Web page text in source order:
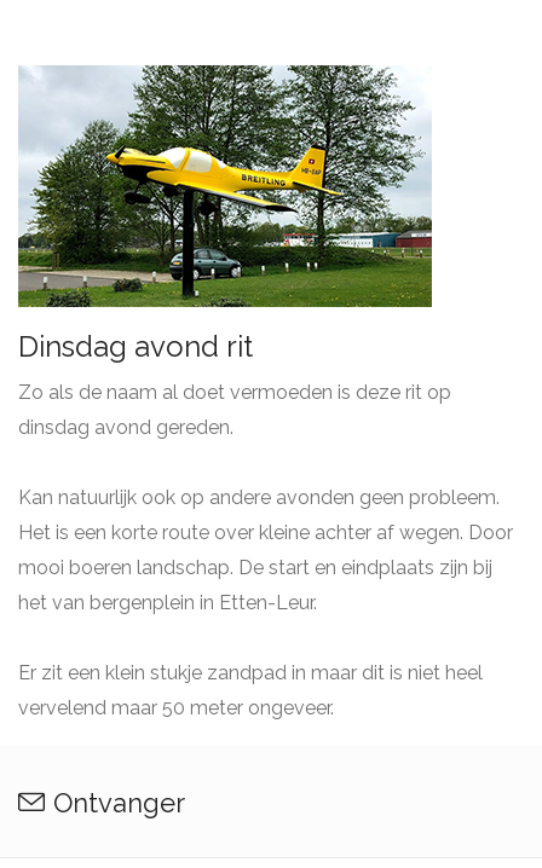
Dinsdag avond rit
Zo als de naam al doet vermoeden is deze rit op
dinsdag avond gereden.
Kan natuurlijk ook op andere avonden geen probleem.
Het is een korte route over kleine achter af wegen. Door
mooi boeren landschap. De start en eindplaats zijn bij
het van bergenplein in Etten-Leur.
Er zit een klein stukje zandpad in maar dit is niet heel
vervelend maar 50 meter ongeveer.
Ontvanger